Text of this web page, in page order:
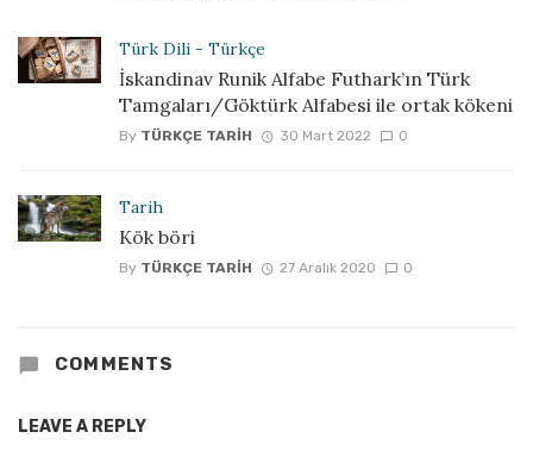
Türk Dili - Türkçe
İskandinav Runik Alfabe Futhark’ın Türk
Tamgaları/Göktürk Alfabesi ile ortak kökeni
By TÜRKÇE TARIH 30 Mart 2022 0
Tarih
Kök böri
By TÜRKÇE TARIH 27 Aralık 2020 0
COMMENTS
LEAVE A REPLY